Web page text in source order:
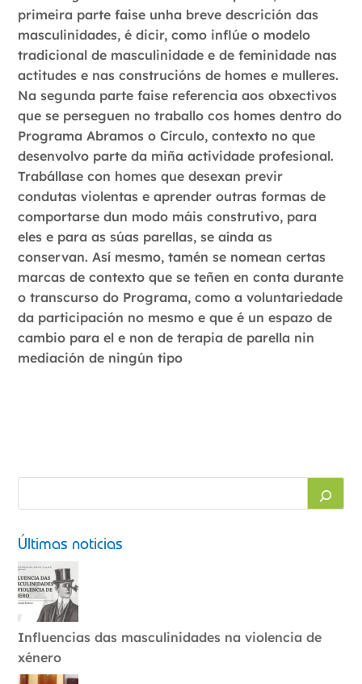
primeira parte faise unha breve descrición das
masculinidades, é dicir, como inflúe o modelo
tradicional de masculinidade e de feminidade nas
actitudes e nas construcións de homes e mulleres.
Na segunda parte faise referencia aos obxectivos
que se perseguen no traballo cos homes dentro do
Programa Abramos o Círculo, contexto no que
desenvolvo parte da miña actividade profesional.
Trabállase con homes que desexan previr
condutas violentas e aprender outras formas de
comportarse dun modo máis construtivo, para
eles e para as súas parellas, se aínda as
conservan. Así mesmo, tamén se nomean certas
marcas de contexto que se teñen en conta durante
o transcurso do Programa, como a voluntariedade
da participación no mesmo e que é un espazo de
cambio para el e non de terapia de parella nin
mediación de ningún tipo
Últimas noticias
Influencias das masculinidades na violencia de
xénero